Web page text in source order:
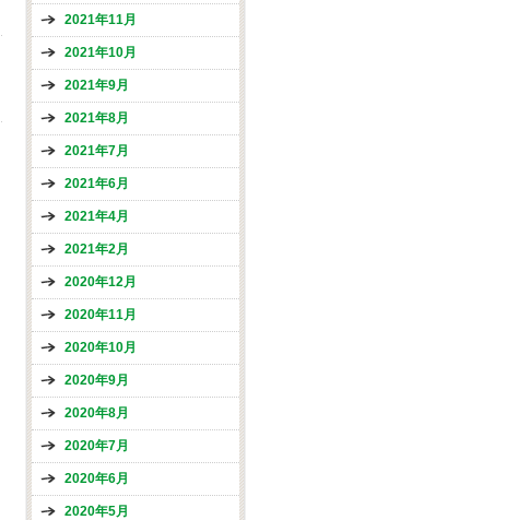
2021年11月
2021年10月
2021年9月
2021年8月
2021年7月
2021年6月
2021年4月
2021年2月
2020年12月
2020年11月
2020年10月
2020年9月
2020年8月
2020年7月
2020年6月
2020年5月